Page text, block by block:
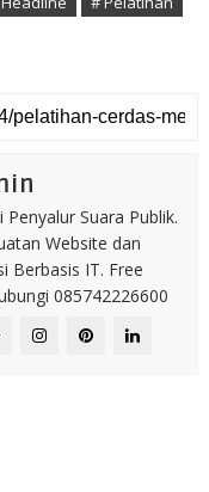
Suara Publik.
Website dan
Berbasis IT. Free
085742226600